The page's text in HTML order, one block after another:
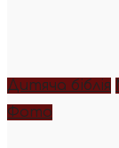
Дитяча біблія
Фото